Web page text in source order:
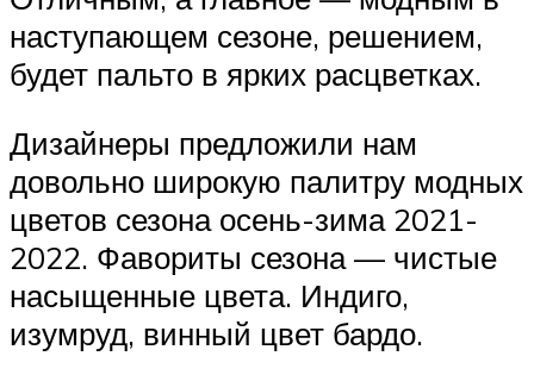
наступающем сезоне, решением,
будет пальто в ярких расцветках.
Дизайнеры предложили нам
довольно широкую палитру модных
цветов сезона осень-зима 2021-
2022. Фавориты сезона — чистые
насыщенные цвета. Индиго,
изумруд, винный цвет бардо.